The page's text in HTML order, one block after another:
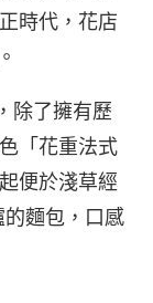
時代，花店
除了擁有歷
「花重法式
便於淺草經
麵包，口感